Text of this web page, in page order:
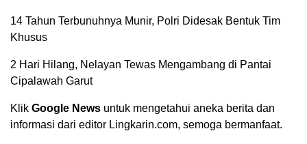
14 Tahun Terbunuhnya Munir, Polri Didesak Bentuk Tim
Khusus
2 Hari Hilang, Nelayan Tewas Mengambang di Pantai
Cipalawah Garut
Klik Google News untuk mengetahui aneka berita dan
informasi dari editor Lingkarin.com, semoga bermanfaat.